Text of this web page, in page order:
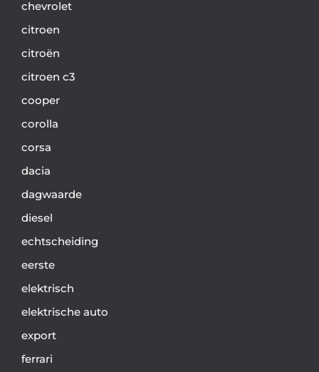
chevrolet
citroen
citroën
citroen c3
cooper
corolla
corsa
dacia
dagwaarde
diesel
echtscheiding
eerste
elektrisch
elektrische auto
export
ferrari